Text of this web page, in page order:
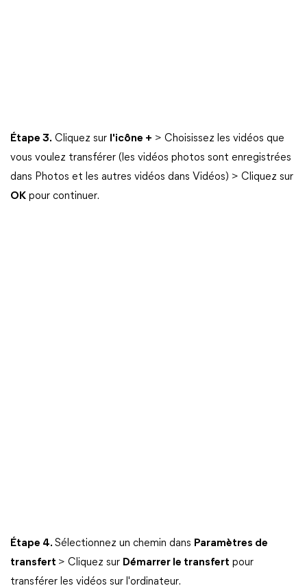
Étape 3. Cliquez sur l'icône + > Choisissez les vidéos que
vous voulez transférer (les vidéos photos sont enregistrées
dans Photos et les autres vidéos dans Vidéos) > Cliquez sur
OK pour continuer.
Étape 4. Sélectionnez un chemin dans Paramètres de
transfert > Cliquez sur Démarrer le transfert pour
transférer les vidéos sur l'ordinateur.